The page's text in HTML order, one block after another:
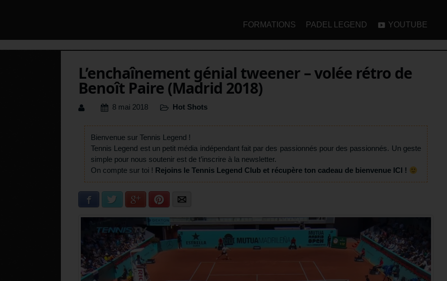
FORMATIONS PADEL LEGEND YOUTUBE
L’enchaînement génial tweener – volée rétro de
Benoît Paire (Madrid 2018)
8 mai 2018 Hot Shots
Bienvenue sur Tennis Legend !
Tennis Legend est un petit média indépendant fait par des passionnés pour des passionnés. Un geste
simple pour nous soutenir est de t’inscrire à la newsletter.
On compte sur toi ! Rejoins le Tennis Legend Club et récupère ton cadeau de bienvenue ICI !
Facebook Twitter Google+ Pinterest